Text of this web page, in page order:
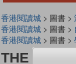
香港閱讀城> 圖書 >
香港閱讀城> 圖書 >
香港閱讀城> 圖書 >
THE